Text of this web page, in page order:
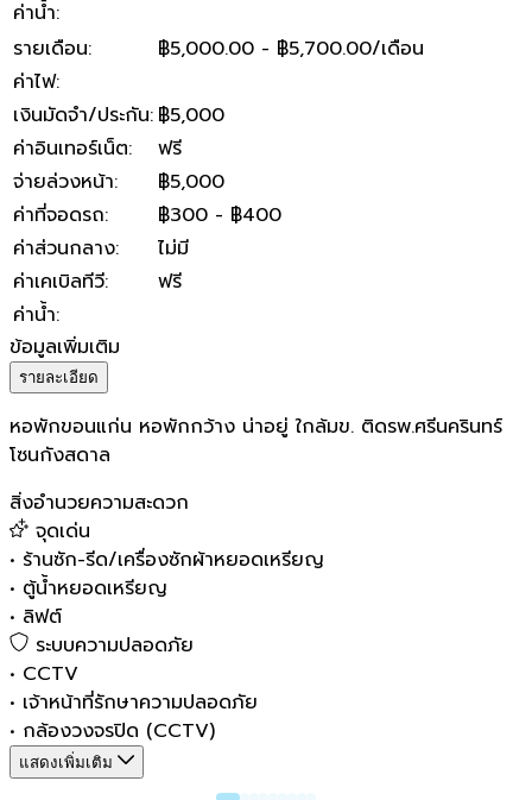
ค่าน้ำ:
รายเดือน:
฿5,000.00 - ฿5,700.00/เดือน
ค่าไฟ:
เงินมัดจำ/ประกัน: ฿5,000
ค่าอินเทอร์เน็ต:
ฟรี
จ่ายล่วงหน้า:
฿5,000
ค่าที่จอดรถ:
฿300 - ฿400
ค่าส่วนกลาง:
ไม่มี
ค่าเคเบิลทีวี:
ฟรี
ค่าน้ำ:
ข้อมูลเพิ่มเติม
รายละเอียด
หอพักขอนแก่น หอพักกว้าง น่าอยู่ ใกล้มข. ติดรพ.ศรีนครินทร์
โซนกังสดาล
สิ่งอำนวยความสะดวก
จุดเด่น
• ร้านซัก-รีด/เครื่องซักผ้าหยอดเหรียญ
• ตู้น้ำหยอดเหรียญ
• ลิฟต์
ระบบความปลอดภัย
• CCTV
• เจ้าหน้าที่รักษาความปลอดภัย
• กล้องวงจรปิด (CCTV)
แสดงเพิ่มเติม